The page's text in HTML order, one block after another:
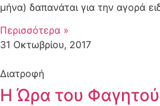
μήνα) δαπανάται για την αγορά
Περισσότερα »
31 Οκτωβρίου, 2017
Διατροφή
Η Ώρα του Φαγητού